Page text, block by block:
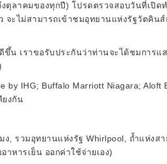
ตุลาคมของทุกปี) โปรดตรวจสอบวันที่เปิด
จะไม่สามารถเข้าชมอุทยานแห่งรัฐวัตคิน
ขึ้น เราขอรับประกันว่าท่านจะได้ชมการแ
by IHG; Buffalo Marriott Niagara; Aloft
ยงกัน
, รวมอุทยานแห่งรัฐ Whirlpool, ถ้ำแห่งส
หารเย็น ออกค่าใช้จ่ายเอง)